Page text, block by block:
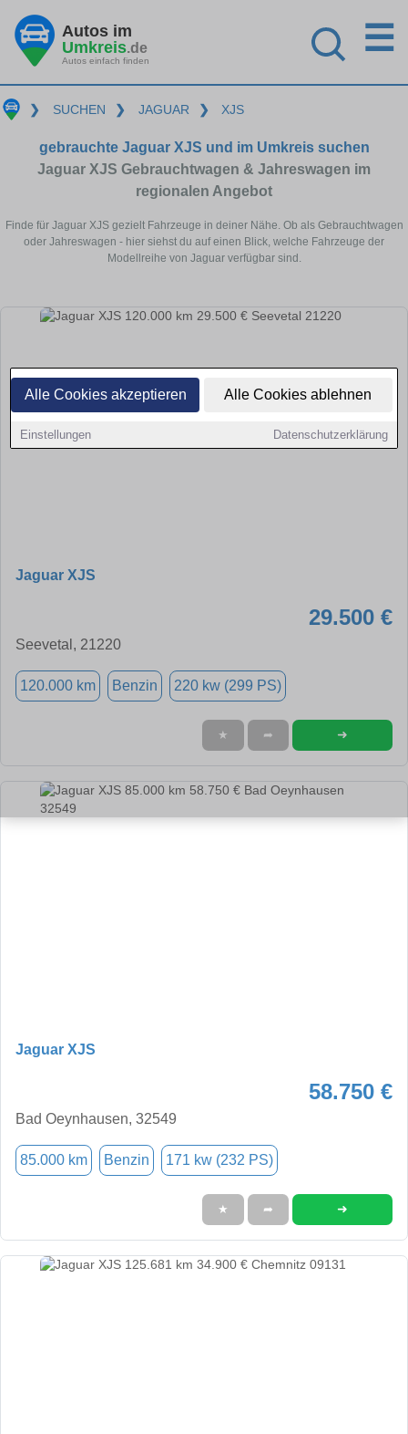
Alle Cookies akzeptieren Alle Cookies ablehnen
Einstellungen Datenschutzerklärung
Autos im
Umkreis.de
Autos einfach finden
☰
❯ SUCHEN ❯ JAGUAR ❯ XJS
gebrauchte Jaguar XJS und im Umkreis suchen
Jaguar XJS Gebrauchtwagen & Jahreswagen im
regionalen Angebot
Finde für Jaguar XJS gezielt Fahrzeuge in deiner Nähe. Ob als Gebrauchtwagen
oder Jahreswagen - hier siehst du auf einen Blick, welche Fahrzeuge der
Modellreihe von Jaguar verfügbar sind.
Jaguar XJS
29.500 €
Seevetal, 21220
120.000 km Benzin 220 kw (299 PS)
★ ➦ ➜
Jaguar XJS
58.750 €
Bad Oeynhausen, 32549
85.000 km Benzin 171 kw (232 PS)
★ ➦ ➜